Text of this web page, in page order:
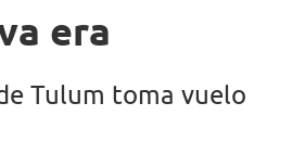
era
Tulum toma vuelo